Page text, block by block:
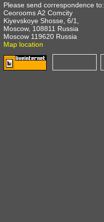
Please send correspondence to:
Ceorooms A2 Comcity
Kiyevskoye Shosse, 6/1,
Moscow, 108811 Russia
Moscow 119620 Russia
Map location